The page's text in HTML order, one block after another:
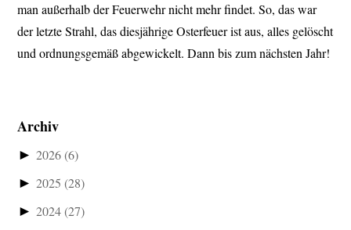
man außerhalb der Feuerwehr nicht mehr findet. So, das war
der letzte Strahl, das diesjährige Osterfeuer ist aus, alles gelöscht
und ordnungsgemäß abgewickelt. Dann bis zum nächsten Jahr!
Archiv
► 2026(6)
► 2025(28)
► 2024(27)